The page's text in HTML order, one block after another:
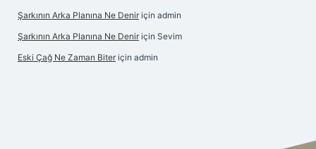
Şarkının Arka Planına Ne Denir için admin
Şarkının Arka Planına Ne Denir için Sevim
Eski Çağ Ne Zaman Biter için admin